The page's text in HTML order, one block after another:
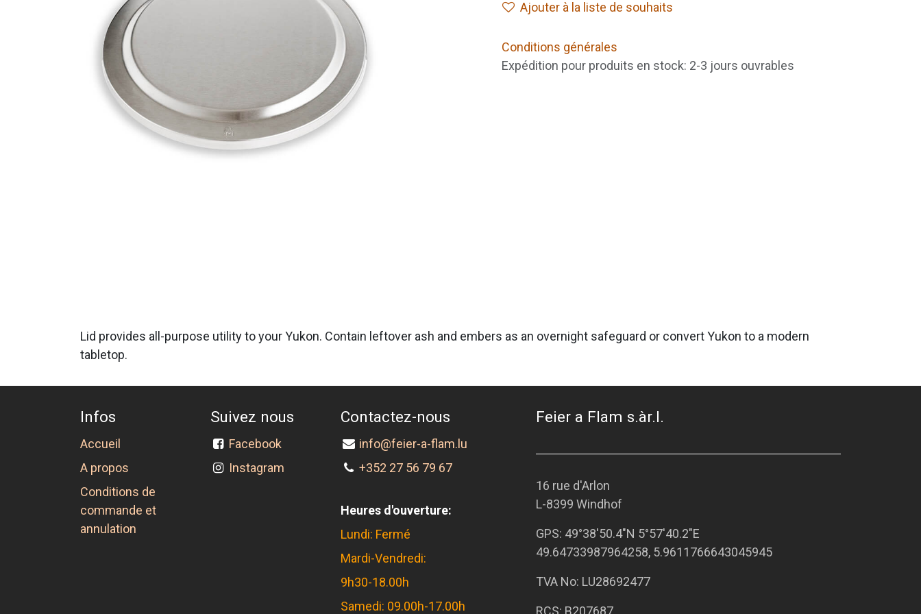
Ajouter à la liste de souhaits
Conditions générales
Expédition pour produits en stock: 2-3 jours ouvrables
Lid provides all-purpose utility to your Yukon. Contain leftover ash and embers as an overnight safeguard or convert Yukon to a modern
tabletop.
Infos
Accueil
A propos
Conditions de
commande et
annulation
Suivez nous
Facebook
Instagram
Contactez-nous
info@feier-a-flam.lu
+352 27 56 79 67
Heures d'ouverture:
Lundi: Fermé
Mardi-Vendredi:
9h30-18.00h
Samedi: 09.00h-17.00h
Feier a Flam s.àr.l.
16 rue d'Arlon
L-8399 Windhof
GPS: 49°38'50.4"N 5°57'40.2"E
49.64733987964258, 5.9611766643045945
TVA No: LU28692477
RCS: B207687